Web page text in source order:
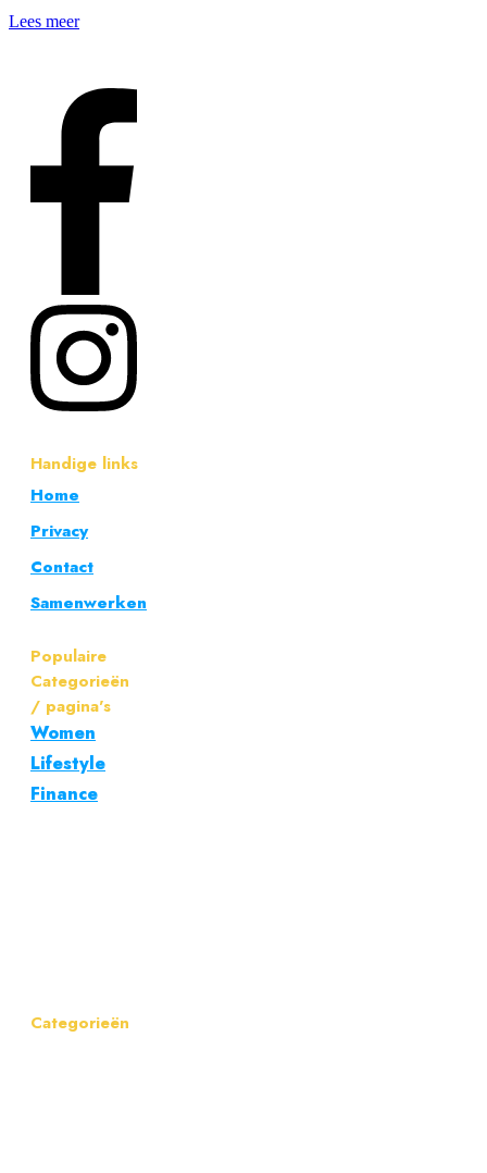
Lees meer
Handige links
Home
Privacy
Contact
Samenwerken
Populaire
Categorieën
/ pagina's
Women
Lifestyle
Finance
Categorieën